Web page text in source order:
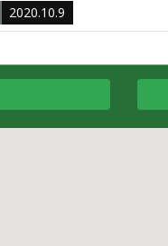
2020.10.9